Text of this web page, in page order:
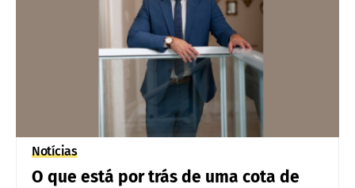
Notícias
O que está por trás de uma cota de